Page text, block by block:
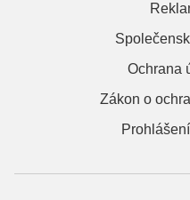
Ochrana
Zákon o